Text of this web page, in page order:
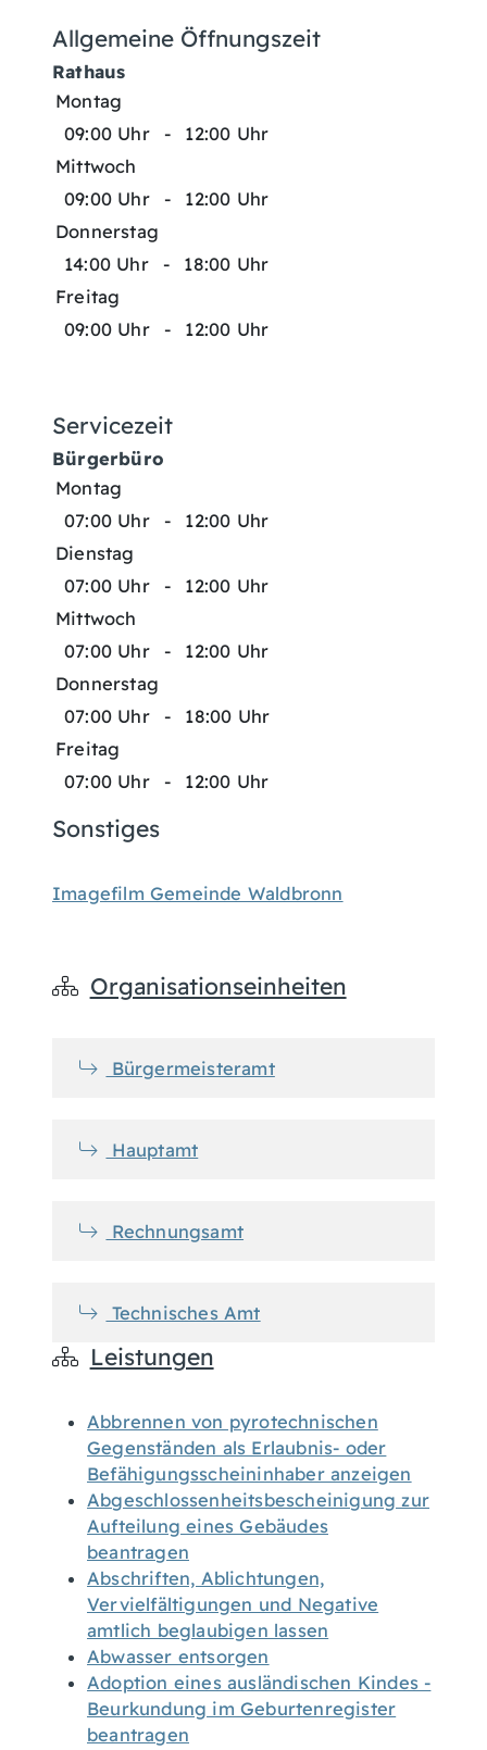
Allgemeine Öffnungszeit
Rathaus
Montag
09:00 Uhr
-
12:00 Uhr
Mittwoch
09:00 Uhr
-
12:00 Uhr
Donnerstag
14:00 Uhr
-
18:00 Uhr
Freitag
09:00 Uhr
- 12:00 Uhr
Servicezeit
Bürgerbüro
Montag
07:00 Uhr
-
12:00 Uhr
Dienstag
07:00 Uhr
-
12:00 Uhr
Mittwoch
07:00 Uhr
-
12:00 Uhr
Donnerstag
07:00 Uhr
-
18:00 Uhr
Freitag
07:00 Uhr
- 12:00 Uhr
Sonstiges
Imagefilm Gemeinde Waldbronn
Organisationseinheiten
Bürgermeisteramt
Hauptamt
Rechnungsamt
Technisches Amt
Leistungen
Abbrennen von pyrotechnischen
Gegenständen als Erlaubnis- oder
Befähigungsscheininhaber anzeigen
Abgeschlossenheitsbescheinigung zur
Aufteilung eines Gebäudes
beantragen
Abschriften, Ablichtungen,
Vervielfältigungen und Negative
amtlich beglaubigen lassen
Abwasser entsorgen
Adoption eines ausländischen Kindes -
Beurkundung im Geburtenregister
beantragen